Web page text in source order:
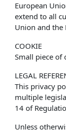
European
extend to all
Union and the
COOKIE
Small piece of
LEGAL
This privacy
multiple
14 of
Unless